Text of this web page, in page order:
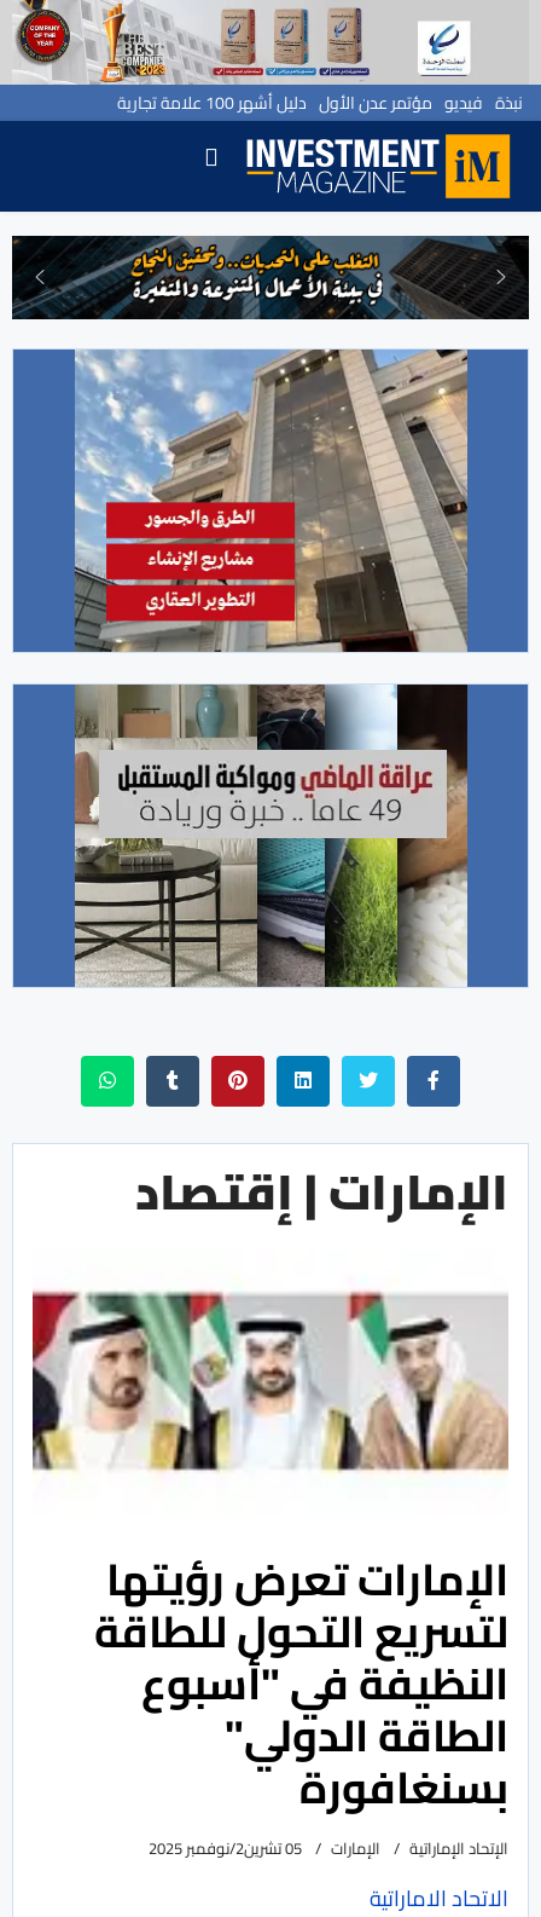
نبذة فيديو مؤتمر عدن الأول دليل أشهر 100 علامة تجارية
الإمارات | إقتصاد
الإمارات تعرض رؤيتها
لتسريع التحول للطاقة
النظيفة في "أسبوع
الطاقة الدولي"
بسنغافورة
الإتحاد الإماراتية الإمارات 05 تشرين2/نوفمبر 2025
الاتحاد الاماراتية